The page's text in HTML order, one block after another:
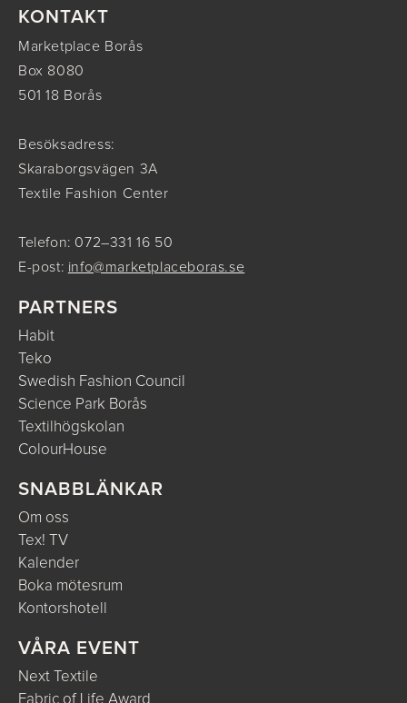
KONTAKT
Marketplace Borås
Box 8080
501 18 Borås
Besöksadress:
Skaraborgsvägen 3A
Textile Fashion Center
Telefon: 072–331 16 50
E-post: info@marketplaceboras.se
PARTNERS
Habit
Teko
Swedish Fashion Council
Science Park Borås
Textilhögskolan
ColourHouse
SNABBLÄNKAR
Om oss
Tex! TV
Kalender
Boka mötesrum
Kontorshotell
VÅRA EVENT
Next Textile
Fabric of Life Award